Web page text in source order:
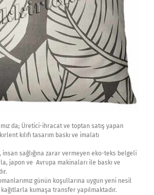
da; Üretici-ihracat ve toptan satış yapan
kılıfı tasarım baskı ve imalatı
insan sağlığına zarar vermeyen eko-teks belgeli
japon ve Avrupa makinaları ile baskı ve
günün koşullarına uygun yeni nesil
kumaşa transfer yapılmaktadır.